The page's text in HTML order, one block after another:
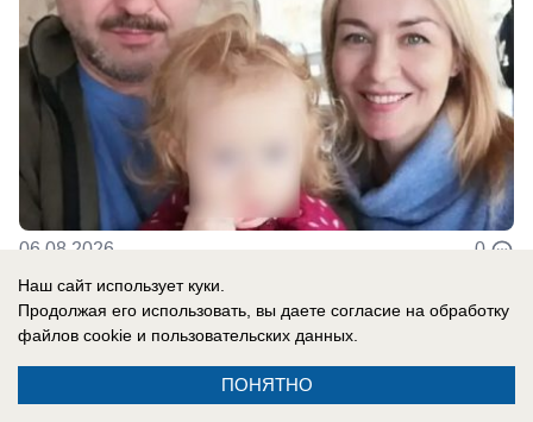
06.08.2026 0
Новости СМИ2
Наш сайт использует куки.
Продолжая его использовать, вы даете согласие на обработку
файлов cookie и пользовательских данных.
ПОНЯТНО